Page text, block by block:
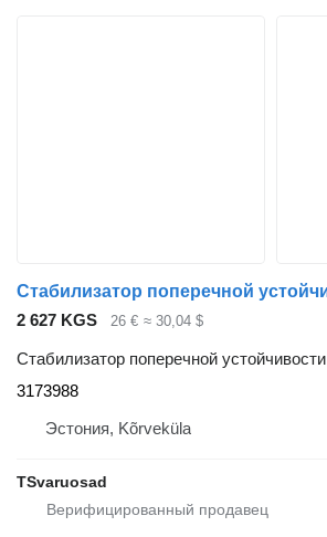
2 627 KGS 26 € ≈ 30,04 $
Стабилизатор поперечной устойчивости
3173988
Эстония, Kõrveküla
TSvaruosad